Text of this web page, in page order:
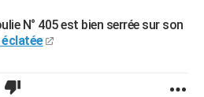
N° 405 est bien serrée sur son
éclatée